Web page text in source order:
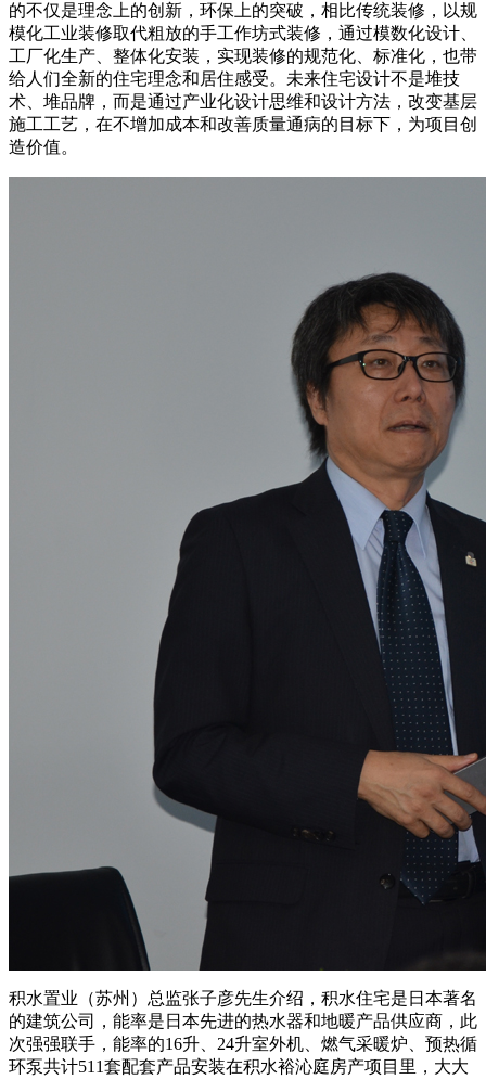
的不仅是理念上的创新，环保上的突破，相比传统装修，以规
模化工业装修取代粗放的手工作坊式装修，通过模数化设计、
工厂化生产、整体化安装，实现装修的规范化、标准化，也带
给人们全新的住宅理念和居住感受。未来住宅设计不是堆技
术、堆品牌，而是通过产业化设计思维和设计方法，改变基层
施工工艺，在不增加成本和改善质量通病的目标下，为项目创
造价值。
积水置业（苏州）总监张子彦先生介绍，积水住宅是日本著名
的建筑公司，能率是日本先进的热水器和地暖产品供应商，此
次强强联手，能率的16升、24升室外机、燃气采暖炉、预热循
环泵共计511套配套产品安装在积水裕沁庭房产项目里，大大